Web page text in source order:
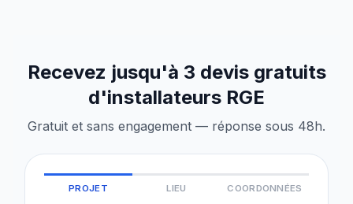
Recevez jusqu'à 3 devis gratuits
d'installateurs RGE
Gratuit et sans engagement — réponse sous 48h.
PROJET LIEU COORDONNÉES